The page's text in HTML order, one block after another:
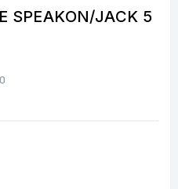
SPEAKON/JACK 5